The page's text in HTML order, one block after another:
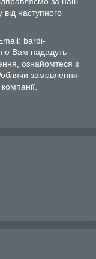
наступного
bardi-
Вам нададуть
ознайомтеся з
замовлення